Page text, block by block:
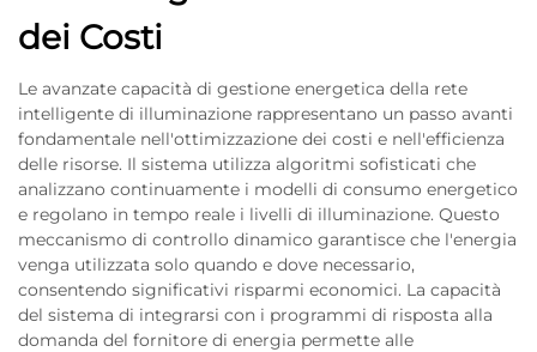
dei Costi
Le avanzate capacità di gestione energetica della rete
intelligente di illuminazione rappresentano un passo avanti
fondamentale nell'ottimizzazione dei costi e nell'efficienza
delle risorse. Il sistema utilizza algoritmi sofisticati che
analizzano continuamente i modelli di consumo energetico
e regolano in tempo reale i livelli di illuminazione. Questo
meccanismo di controllo dinamico garantisce che l'energia
venga utilizzata solo quando e dove necessario,
consentendo significativi risparmi economici. La capacità
del sistema di integrarsi con i programmi di risposta alla
domanda del fornitore di energia permette alle